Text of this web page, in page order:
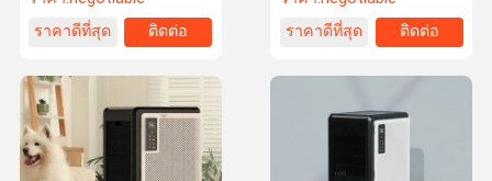
บ้าน สินค้า วิดีโอ เกี่ยวกับเรา
ราคาดีที่สุด
ติดต่อ
ราคาดีที่สุด
ติดต่อ